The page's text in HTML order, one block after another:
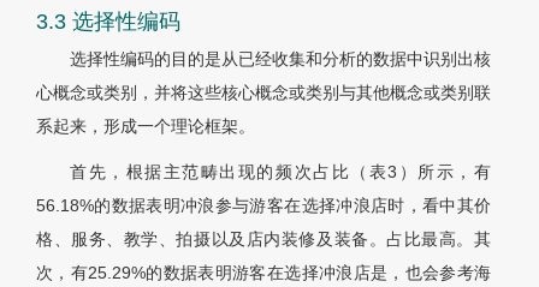
3.3 选择性编码
选择性编码的目的是从已经收集和分析的数据中识别出核
心概念或类别，并将这些核心概念或类别与其他概念或类别联
系起来，形成一个理论框架。
首先，根据主范畴出现的频次占比（表3）所示，有
56.18%的数据表明冲浪参与游客在选择冲浪店时，看中其价
格、服务、教学、拍摄以及店内装修及装备。占比最高。其
次，有25.29%的数据表明游客在选择冲浪店是，也会参考海